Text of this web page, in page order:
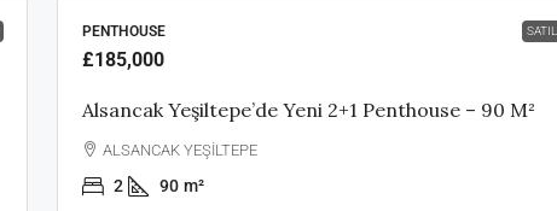
PENTHOUSE
£185,000
Alsancak Yeşiltepe’de Yeni 2+1 Penthouse – 90 M²
ALSANCAK YEŞİLTEPE
2 90 m²